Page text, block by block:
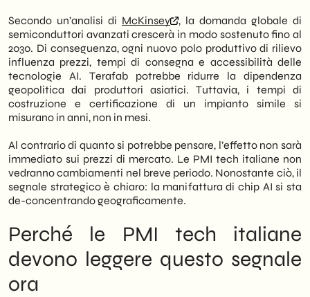
Secondo un’analisi di McKinsey
, la domanda globale di
semiconduttori avanzati crescerà in modo sostenuto fino al
2030. Di conseguenza, ogni nuovo polo produttivo di rilievo
influenza prezzi, tempi di consegna e accessibilità delle
tecnologie AI. Terafab potrebbe ridurre la dipendenza
geopolitica dai produttori asiatici. Tuttavia, i tempi di
costruzione e certificazione di un impianto simile si
misurano in anni, non in mesi.
Al contrario di quanto si potrebbe pensare, l’effetto non sarà
immediato sui prezzi di mercato. Le PMI tech italiane non
vedranno cambiamenti nel breve periodo. Nonostante ciò, il
segnale strategico è chiaro: la manifattura di chip AI si sta
de-concentrando geograficamente.
Perché le PMI tech italiane
devono leggere questo segnale
ora